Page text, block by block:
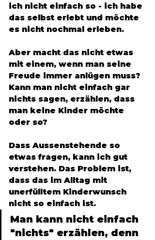
ich nicht einfach so - ich habe
das selbst erlebt und möchte
es nicht nochmal erleben.
Aber macht das nicht etwas
mit einem, wenn man seine
Freude immer anlügen muss?
Kann man nicht einfach gar
nichts sagen, erzählen, dass
man keine Kinder möchte
oder so?
Dass Aussenstehende so
etwas fragen, kann ich gut
verstehen. Das Problem ist,
dass das im Alltag mit
unerfülltem Kinderwunsch
nicht so einfach ist.
Man kann nicht einfach
"nichts" erzählen, denn